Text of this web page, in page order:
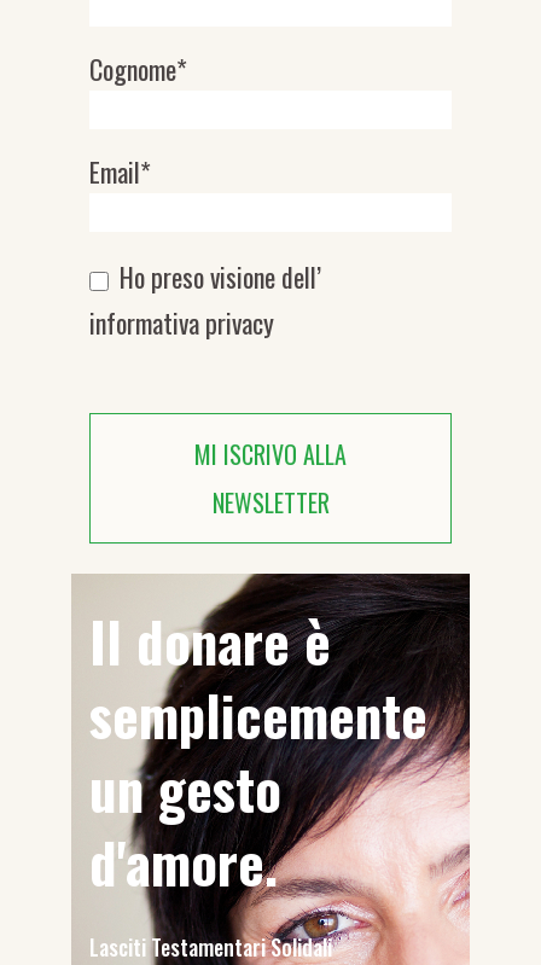
Cognome*
Email*
Ho preso visione dell’
informativa privacy
MI ISCRIVO ALLA
NEWSLETTER
Il donare è
semplicemente
un gesto
d'amore.
Lasciti Testamentari Solidali